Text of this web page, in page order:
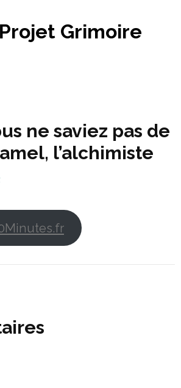
Projet Grimoire
ne saviez pas de
l’alchimiste